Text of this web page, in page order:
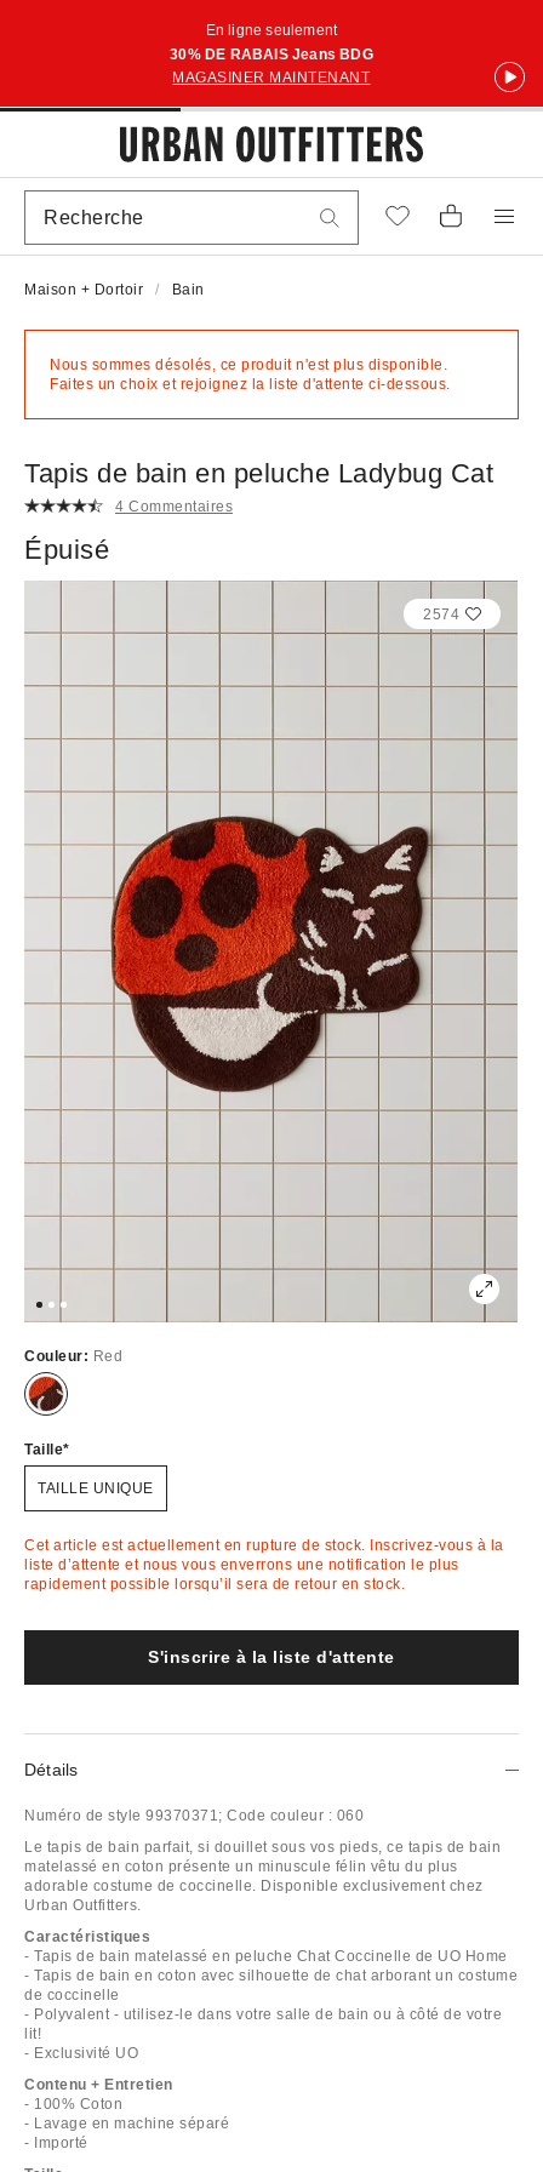
En ligne seulement
30% DE RABAIS Jeans BDG
MAGASINER MAINTENANT
Maison + Dortoir Bain
Nous sommes désolés, ce produit n'est plus disponible.
Faites un choix et rejoignez la liste d'attente ci-dessous.
Tapis de bain en peluche Ladybug Cat
4 Commentaires
Épuisé
2574
Couleur: Red
Épuisé
Taille
TAILLE UNIQUE
Cet article est actuellement en rupture de stock. Inscrivez-vous à la
liste d’attente et nous vous enverrons une notification le plus
rapidement possible lorsqu’il sera de retour en stock.
S'inscrire à la liste d'attente
Détails
Numéro de style 99370371; Code couleur : 060
Le tapis de bain parfait, si douillet sous vos pieds, ce tapis de bain
matelassé en coton présente un minuscule félin vêtu du plus
adorable costume de coccinelle. Disponible exclusivement chez
Urban Outfitters.
Caractéristiques
- Tapis de bain matelassé en peluche Chat Coccinelle de UO Home
- Tapis de bain en coton avec silhouette de chat arborant un costume
de coccinelle
- Polyvalent - utilisez-le dans votre salle de bain ou à côté de votre
lit!
- Exclusivité UO
Contenu + Entretien
- 100% Coton
- Lavage en machine séparé
- Importé